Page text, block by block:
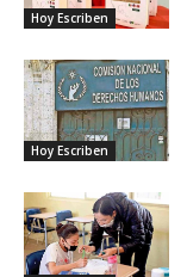
Hoy Escriben
Hoy Escriben